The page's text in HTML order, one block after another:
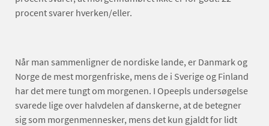
procent svarer hverken/eller.
Når man sammenligner de nordiske lande, er Danmark og
Norge de mest morgenfriske, mens de i Sverige og Finland
har det mere tungt om morgenen. I Opeepls undersøgelse
svarede lige over halvdelen af danskerne, at de betegner
sig som morgenmennesker, mens det kun gjaldt for lidt